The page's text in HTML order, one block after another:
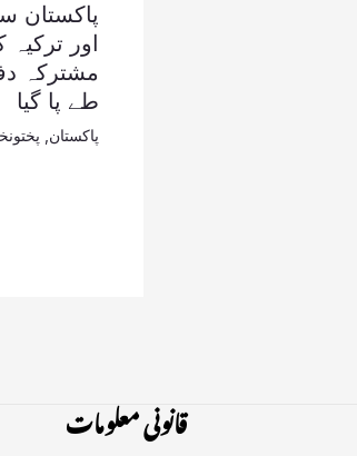
پاکستان
اور ترکیہ
مشترکہ
طے پا گیا
پاکستان
قانونی معلومات